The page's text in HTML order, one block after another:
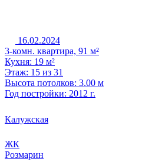
16.02.2024
3-комн. квартира, 91 м²
Кухня: 19 м²
Этаж: 15 из 31
Высота потолков: 3.00 м
Год постройки: 2012 г.
Калужская
ЖК
Розмарин